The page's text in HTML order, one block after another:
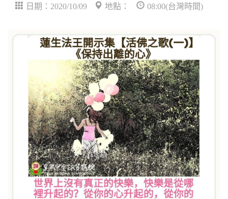
日期：2020/10/09 地點： 08:00(台灣時間)